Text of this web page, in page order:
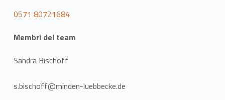
0571 80721684
Membri del team
Sandra Bischoff
s.bischoff@minden-luebbecke.de